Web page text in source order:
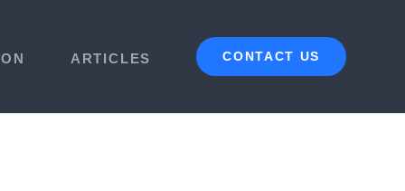
ARTICLES CONTACT US